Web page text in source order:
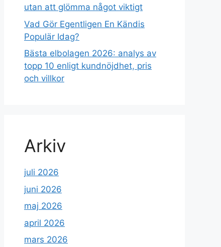
utan att glömma något viktigt
Vad Gör Egentligen En Kändis
Populär Idag?
Bästa elbolagen 2026: analys av
topp 10 enligt kundnöjdhet, pris
och villkor
Arkiv
juli 2026
juni 2026
maj 2026
april 2026
mars 2026